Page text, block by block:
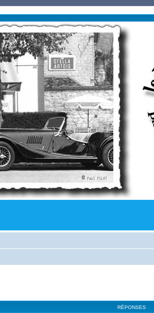
RÉPONSES